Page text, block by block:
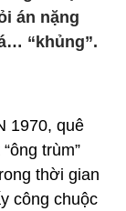
án nặng
“khủng”.
1970, quê
trùm”
thời gian
công chuộc